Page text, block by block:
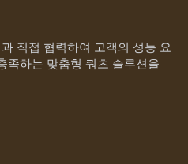
직접 협력하여 고객의 성능 요
족하는 맞춤형 쿼츠 솔루션을